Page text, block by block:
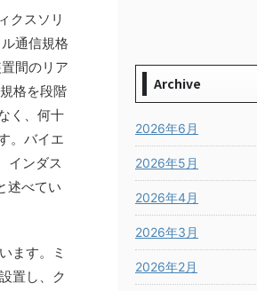
クスソリ
通信規格
間のリア
格を段階
く、何十
。バイエ
インダス
述べてい
ます。ミ
置し、ク
Archive
2026年6月
2026年5月
2026年4月
2026年3月
2026年2月